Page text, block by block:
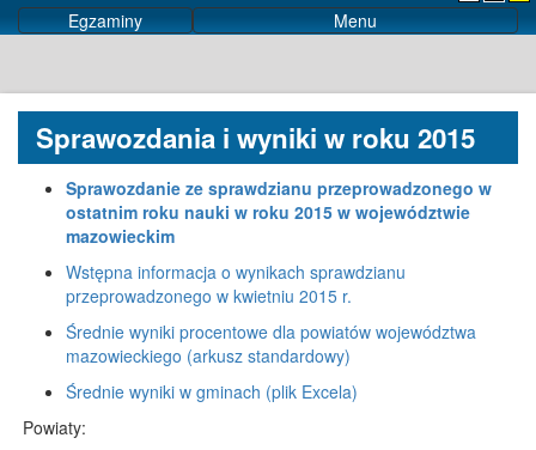
Egzaminy Menu
Sprawozdania i wyniki w roku 2015
Sprawozdanie ze sprawdzianu przeprowadzonego w
ostatnim roku nauki w roku 2015 w województwie
mazowieckim
Wstępna informacja o wynikach sprawdzianu
przeprowadzonego w kwietniu 2015 r.
Średnie wyniki procentowe dla powiatów województwa
mazowieckiego (arkusz standardowy)
Średnie wyniki w gminach (plik Excela)
Powiaty: